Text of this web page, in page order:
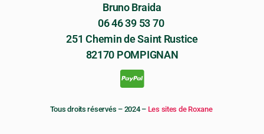
Bruno Braida
06 46 39 53 70
251 Chemin de Saint Rustice
82170 POMPIGNAN
Tous droits réservés – 2024 – Les sites de Roxane